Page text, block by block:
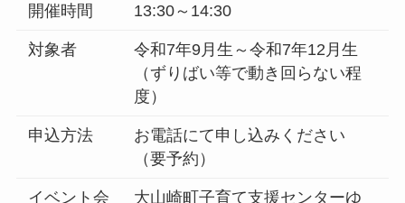
開催時間 13:30～14:30
対象者
令和7年9月生～令和7年12月生
（ずりばい等で動き回らない程
度）
申込方法
お電話にて申し込みください
（要予約）
イベント会
大山崎町子育て支援センターゆ